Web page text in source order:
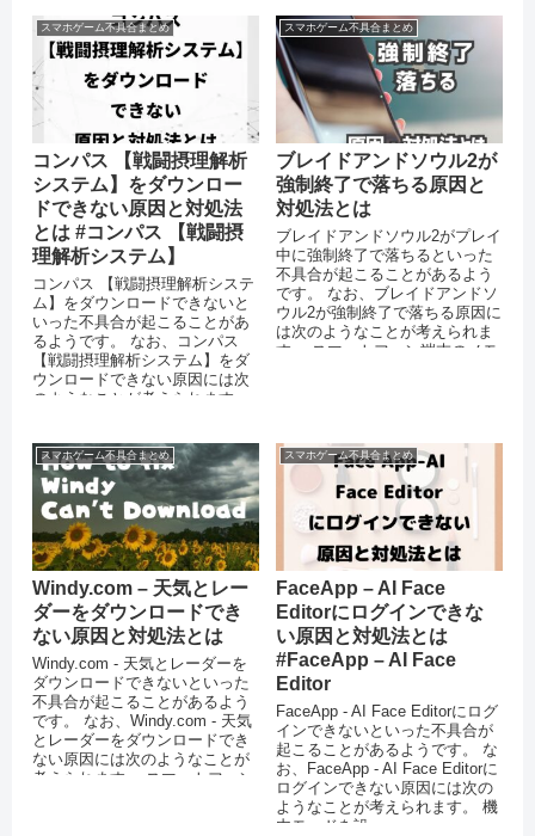
スマホゲーム不具合まとめ
コンパス 【戦闘摂理解析
システム】をダウンロー
ドできない原因と対処法
とは #コンパス 【戦闘摂
理解析システム】
コンパス 【戦闘摂理解析システ
ム】をダウンロードできないと
いった不具合が起こることがあ
るようです。 なお、コンパス
【戦闘摂理解析システム】をダ
ウンロードできない原因には次
のようなことが考えられます。
スマホゲーム不具合まとめ
ブレイドアンドソウル2が
強制終了で落ちる原因と
対処法とは
ブレイドアンドソウル2がプレイ
中に強制終了で落ちるといった
不具合が起こることがあるよう
です。 なお、ブレイドアンドソ
ウル2が強制終了で落ちる原因に
は次のようなことが考えられま
す。 スマートフォン端末のメモ
スマホゲーム不具合まとめ
Windy.com – 天気とレー
ダーをダウンロードでき
ない原因と対処法とは
Windy.com - 天気とレーダーを
ダウンロードできないといった
不具合が起こることがあるよう
です。 なお、Windy.com - 天気
とレーダーをダウンロードでき
ない原因には次のようなことが
考えられます。 スマートフォン
スマホゲーム不具合まとめ
FaceApp – AI Face
Editorにログインできな
い原因と対処法とは
#FaceApp – AI Face
Editor
FaceApp - AI Face Editorにログ
インできないといった不具合が
起こることがあるようです。 な
お、FaceApp - AI Face Editorに
ログインできない原因には次の
ようなことが考えられます。 機
内モードを設...